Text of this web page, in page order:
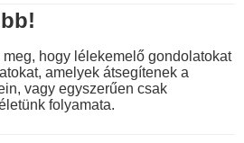
hogy lélekemelő gondolatokat
amelyek átsegítenek a
vagy egyszerűen csak
folyamata.